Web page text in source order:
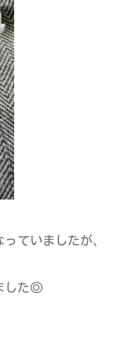
ていましたが、
した◎